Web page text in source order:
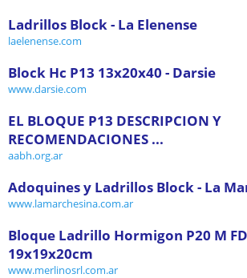
Ladrillos Block - La Elenense
laelenense.com
Block Hc P13 13x20x40 - Darsie
www.darsie.com
EL BLOQUE P13 DESCRIPCION Y
RECOMENDACIONES ...
aabh.org.ar
Adoquines y Ladrillos Block - La
www.lamarchesina.com.ar
Bloque Ladrillo Hormigon P20 M
19x19x20cm
www.merlinosrl.com.ar